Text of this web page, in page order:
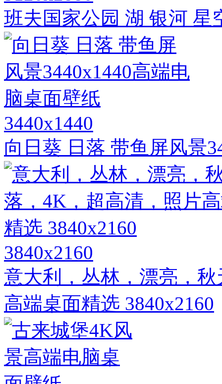
班夫国家公园 湖 银河 星
3440x1440
向日葵 日落 带鱼屏风景
3840x2160
意大利，丛林，漂亮，
高端桌面精选 3840x2160